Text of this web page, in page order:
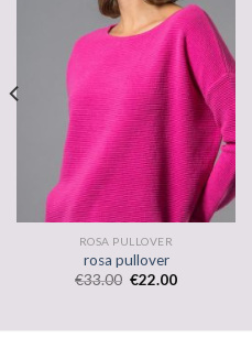
ROSA PULLOVER
rosa pullover
€33.00 €22.00